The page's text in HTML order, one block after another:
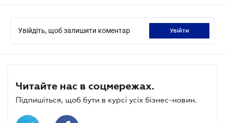
Увійдіть, щоб залишити коментар увійти
Читайте нас в соцмережах.
Підпишіться, щоб бути в курсі усіх бізнес-новин.